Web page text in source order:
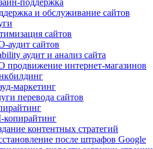
поддержка
и обслуживание сайтов
сайтов
аудит сайтов
аудит и анализ сайта
продвижение интернет-магазинов
маркетинг
перевода сайтов
копирайтинг
контентных стратегий
после штрафов Google